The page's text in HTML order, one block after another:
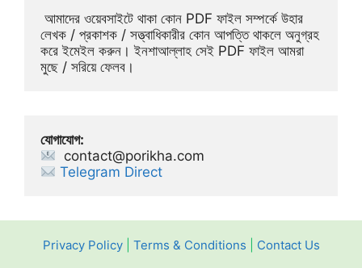
লেখক / প্রকাশক / সত্ত্বাধিকারীর কোন আপত্তি থাকলে অনুগ্রহ
করে ইমেইল করুন। ইনশাআল্লাহ সেই PDF ফাইল আমরা
মুছে / সরিয়ে ফেলব।
যোগাযোগ:
contact@porikha.com
Telegram Direct
Privacy Policy| Terms & Conditions Contact Us